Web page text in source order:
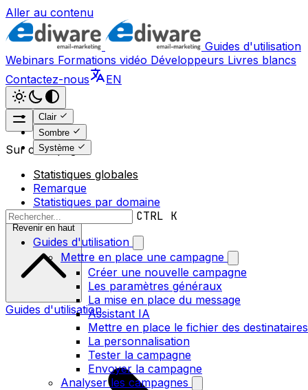
Aller au contenu
Guides d'utilisation
Webinars Formations vidéo Développeurs Livres blancs
Contactez-nous
EN
Clair
Sombre
Système
CTRL K
Guides d'utilisation
Mettre en place une campagne
Créer une nouvelle campagne
Les paramètres généraux
La mise en place du message
Assistant IA
Mettre en place le fichier des destinataires
La personnalisation
Tester la campagne
Envoyer la campagne
Analyser les campagnes
Sur cette page
Statistiques globales
Remarque
Statistiques par domaine
Revenir en haut
Guides d'utilisation